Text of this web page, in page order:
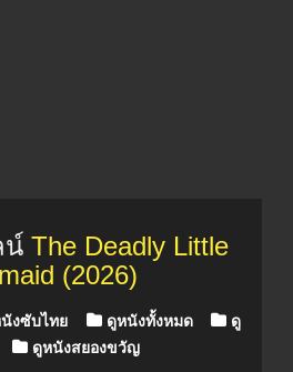
น์ The Deadly Little
(2026)
งซับไทย ดูหนังทั้งหมด
ดู
ดูหนังสยองขวัญ